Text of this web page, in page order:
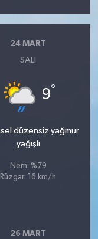
24 MART
SALI
9°
düzensiz yağmur
yağışlı
Nem: %79
Rüzgar: 16 km/h
26 MART